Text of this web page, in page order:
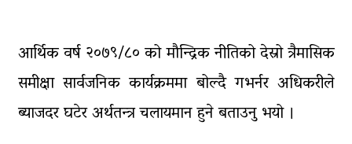
आर्थिक वर्ष २०७९/८० को मौन्द्रिक नीतिको देस्रो त्रैमासिक
समीक्षा सार्वजनिक कार्यक्रममा बोल्दै गभर्नर अधिकरीले
ब्याजदर घटेर अर्थतन्त्र चलायमान हुने बताउनु भयो ।